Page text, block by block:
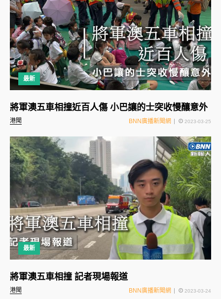
最新
港聞
將軍澳五車相撞近百人傷 小巴讓的士突收慢釀意外
BNN廣播新聞網 2023-03-25
最新
港聞
將軍澳五車相撞 記者現場報道
BNN廣播新聞網 2023-03-24